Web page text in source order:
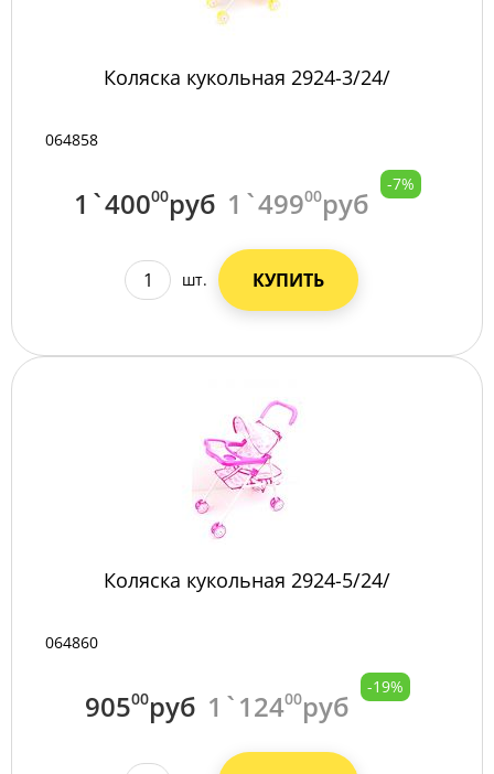
Коляска кукольная 2924-3/24/
064858
1`40000руб 1`49900руб
-7%
шт. КУПИТЬ
Коляска кукольная 2924-5/24/
064860
90500руб 1`12400руб
-19%